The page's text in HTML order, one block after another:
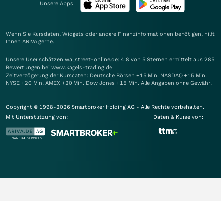
Unsere Apps:
Wenn Sie Kursdaten, Widgets oder andere Finanzinformationen benötigen, hilft
Ihnen ARIVA gerne.
Unsere User schätzen wallstreet-online.de: 4.8 von 5 Sternen ermittelt aus 285
Bewertungen bei www.kagels-trading.de
Zeitverzögerung der Kursdaten: Deutsche Börsen +15 Min. NASDAQ +15 Min.
NYSE +20 Min. AMEX +20 Min. Dow Jones +15 Min. Alle Angaben ohne Gewähr.
Copyright © 1998-2026 Smartbroker Holding AG - Alle Rechte vorbehalten.
Mit Unterstützung von:
Daten & Kurse von: